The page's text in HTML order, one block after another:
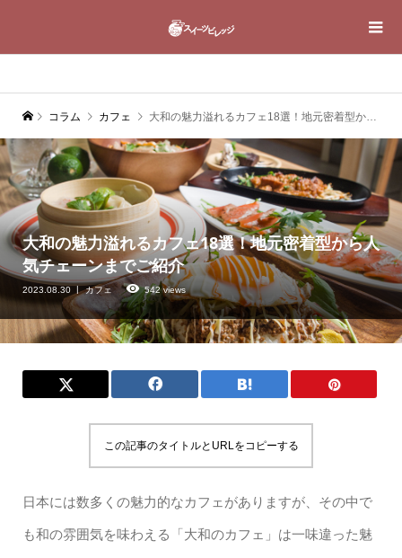
コラム カフェ 大和の魅力溢れるカフェ18選！地元密着型から人気チェーンまでご紹介
大和の魅力溢れるカフェ18選！地元密着型から人
気チェーンまでご紹介
2023.08.30 カフェ 542 views
この記事のタイトルとURLをコピーする
日本には数多くの魅力的なカフェがありますが、その中で
も和の雰囲気を味わえる「大和のカフェ」は一味違った魅